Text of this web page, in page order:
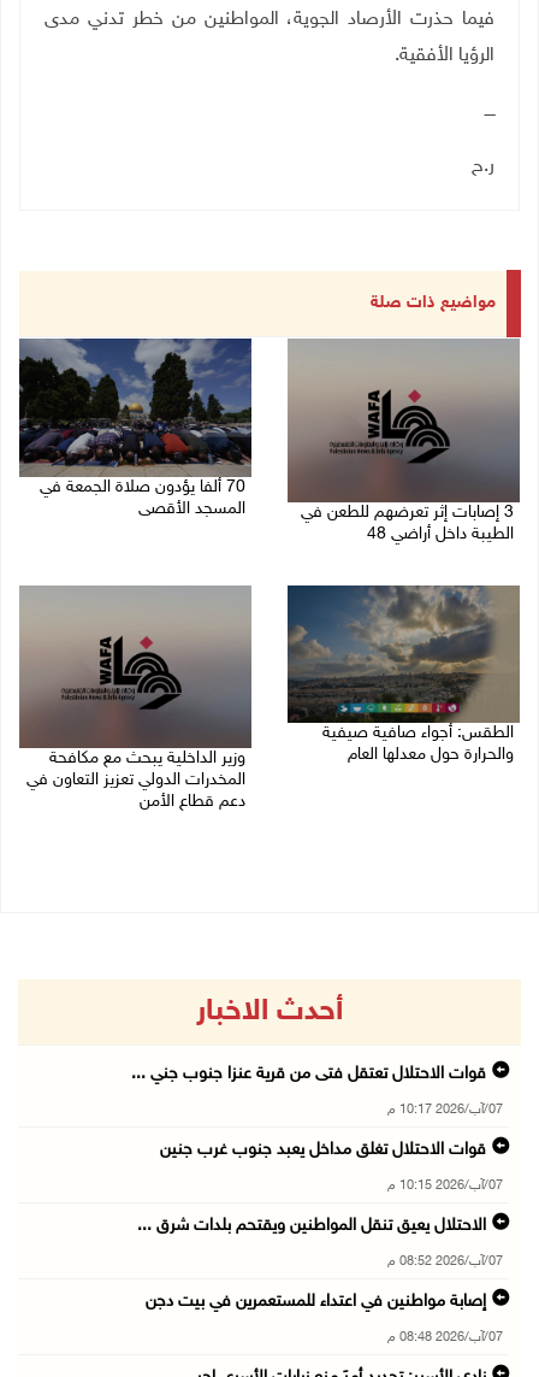
فيما حذرت الأرصاد الجوية، المواطنين من خطر تدني مدى
الرؤيا الأفقية.
ــــ
ر.ح
مواضيع ذات صلة
3 إصابات إثر تعرضهم للطعن في
الطيبة داخل أراضي 48
70 ألفا يؤدون صلاة الجمعة في
المسجد الأقصى
الطقس: أجواء صافية صيفية
والحرارة حول معدلها العام
وزير الداخلية يبحث مع مكافحة
المخدرات الدولي تعزيز التعاون في
دعم قطاع الأمن
أحدث الاخبار
قوات الاحتلال تعتقل فتى من قرية عنزا جنوب جني ...
07/آب/2026 10:17 م
قوات الاحتلال تغلق مداخل يعبد جنوب غرب جنين
07/آب/2026 10:15 م
الاحتلال يعيق تنقل المواطنين ويقتحم بلدات شرق ...
07/آب/2026 08:52 م
إصابة مواطنين في اعتداء للمستعمرين في بيت دجن
07/آب/2026 08:48 م